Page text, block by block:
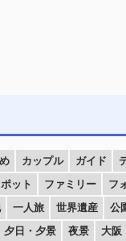
カップル ガイド
ット ファミリー
フ
一人旅 世界遺産 公
夕日・夕景 夜景 大阪